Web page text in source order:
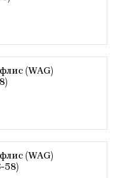
(WAG)
(WAG)
58)